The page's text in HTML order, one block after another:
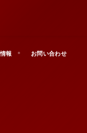
報 お問い合わせ
Contact